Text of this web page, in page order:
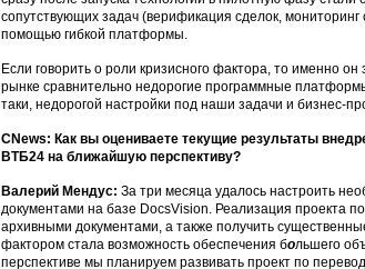
сопутствующих задач (верификация сделок,
помощью гибкой платформы.
Если говорить о роли кризисного фактора, то именно
рынке сравнительно недорогие программные
таки, недорогой настройки под наши задачи и бизнес-
CNews: Как вы оцениваете текущие результаты
ВТБ24 на ближайшую перспективу?
Валерий Мендус: За три месяца удалось настроить
документами на базе DocsVision. Реализация проекта
архивными документами, а также получить
фактором стала возможность обеспечения большего
перспективе мы планируем развивать проект по